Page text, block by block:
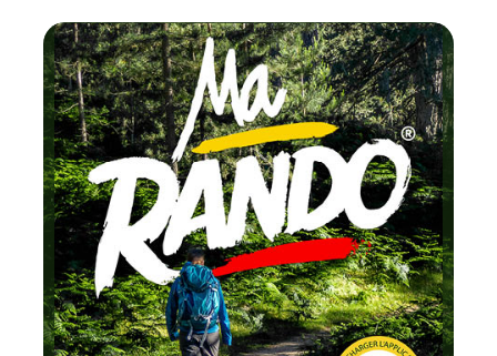
Chaque mois
testez un circuit labellisé
FFRandonnée